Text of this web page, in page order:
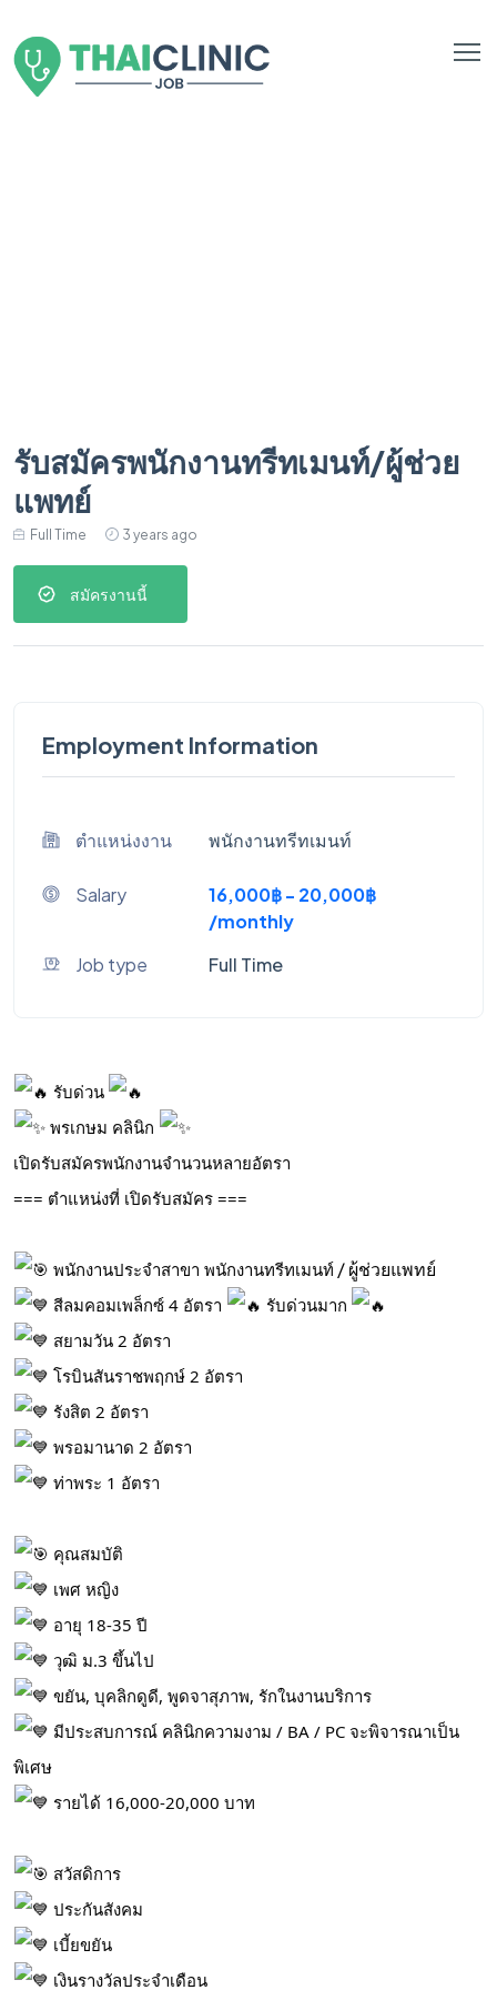
รับสมัครพนักงานทรีทเมนท์/ผู้ช่วย
แพทย์
Full Time 3 years ago
สมัครงานนี้
Employment Information
ตำแหน่งงาน พนักงานทรีทเมนท์
Salary
16,000฿ - 20,000฿
/monthly
Job type
Full Time
รับด่วน
พรเกษม คลินิก
เปิดรับสมัครพนักงานจำนวนหลายอัตรา
=== ตำแหน่งที่ เปิดรับสมัคร ===
พนักงานประจำสาขา พนักงานทรีทเมนท์ / ผู้ช่วยแพทย์
สีลมคอมเพล็กซ์ 4 อัตรา
รับด่วนมาก
สยามวัน 2 อัตรา
โรบินสันราชพฤกษ์ 2 อัตรา
รังสิต 2 อัตรา
พรอมานาด 2 อัตรา
ท่าพระ 1 อัตรา
คุณสมบัติ
เพศ หญิง
อายุ 18-35 ปี
วุฒิ ม.3 ขึ้นไป
ขยัน, บุคลิกดูดี, พูดจาสุภาพ, รักในงานบริการ
มีประสบการณ์ คลินิกความงาม / BA / PC จะพิจารณาเป็น
พิเศษ
รายได้ 16,000-20,000 บาท
สวัสดิการ
ประกันสังคม
เบี้ยขยัน
เงินรางวัลประจำเดือน